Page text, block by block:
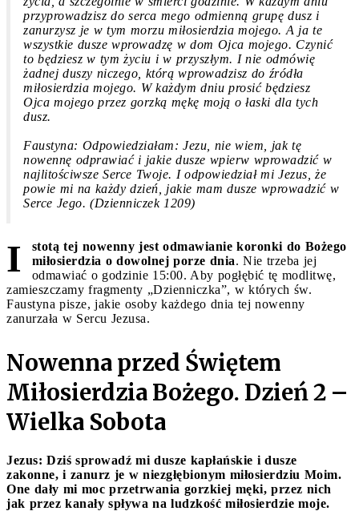
przyprowadzisz do serca mego odmienną grupę dusz i
zanurzysz je w tym morzu miłosierdzia mojego. A ja te
wszystkie dusze wprowadzę w dom Ojca mojego. Czynić
to będziesz w tym życiu i w przyszłym. I nie odmówię
żadnej duszy niczego, którą wprowadzisz do źródła
miłosierdzia mojego. W każdym dniu prosić będziesz
Ojca mojego przez gorzką mękę moją o łaski dla tych
dusz.
Faustyna: Odpowiedziałam: Jezu, nie wiem, jak tę
nowennę odprawiać i jakie dusze wpierw wprowadzić w
najlitościwsze Serce Twoje. I odpowiedział mi Jezus, że
powie mi na każdy dzień, jakie mam dusze wprowadzić w
Serce Jego. (Dzienniczek 1209)
I
stotą tej nowenny jest odmawianie koronki do Bożego
miłosierdzia o dowolnej porze dnia. Nie trzeba jej
odmawiać o godzinie 15:00. Aby pogłębić tę modlitwę,
zamieszczamy fragmenty „Dzienniczka”, w których św.
Faustyna pisze, jakie osoby każdego dnia tej nowenny
zanurzała w Sercu Jezusa.
Nowenna przed Świętem
Miłosierdzia Bożego. Dzień 2 –
Wielka Sobota
Jezus: Dziś sprowadź mi dusze kapłańskie i dusze
zakonne, i zanurz je w niezgłębionym miłosierdziu Moim.
One dały mi moc przetrwania gorzkiej męki, przez nich
jak przez kanały spływa na ludzkość miłosierdzie moje.